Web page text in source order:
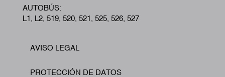
AUTOBÚS:
L1, L2, 519, 520, 521, 525, 526, 527
Footer
AVISO LEGAL
PROTECCIÓN DE DATOS